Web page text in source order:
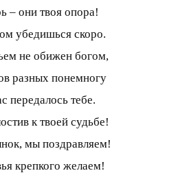
– они твоя опора!
убедишься скоро.
не обижен богом,
разных понемногу
передалось тебе.
к твоей судьбе!
мы поздравляем!
крепкого желаем!